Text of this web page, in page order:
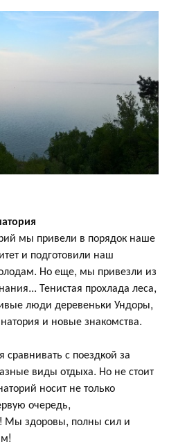
мы привели в порядок наше
и подготовили наш
Но еще, мы привезли из
Тенистая прохлада леса,
люди деревеньки Ундоры,
и новые знакомства.
сравнивать с поездкой за
виды отдыха. Но не стоит
носит не только
очередь,
Мы здоровы, полны сил и